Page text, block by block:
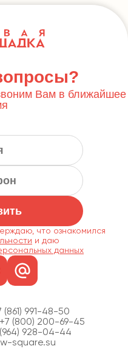
Вам в ближайшее
что ознакомился
данных
(861) 991-48-50
+7 (800) 200-69-45
928-04-44
square.su